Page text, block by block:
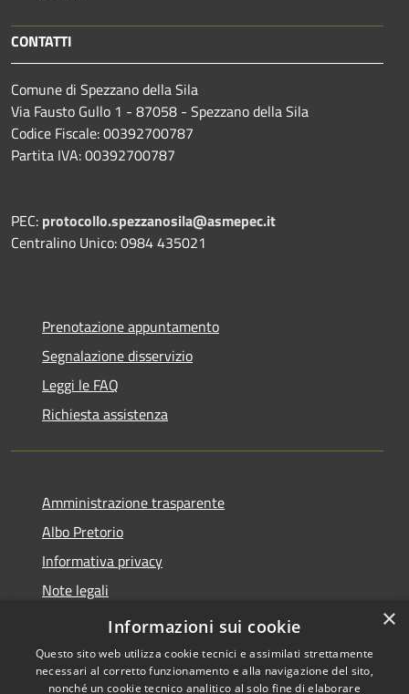
CONTATTI
Comune di Spezzano della Sila
Via Fausto Gullo 1 - 87058 - Spezzano della Sila
Codice Fiscale: 00392700787
Partita IVA: 00392700787
PEC: protocollo.spezzanosila@asmepec.it
Centralino Unico: 0984 435021
Prenotazione appuntamento
Segnalazione disservizio
Leggi le FAQ
Richiesta assistenza
Amministrazione trasparente
Albo Pretorio
Informativa privacy
Note legali
Dichiarazione di accessibilità
×
Informazioni sui cookie
Questo sito web utilizza cookie tecnici e assimilati strettamente
necessari al corretto funzionamento e alla navigazione del sito,
nonché un cookie tecnico analitico al solo fine di elaborare